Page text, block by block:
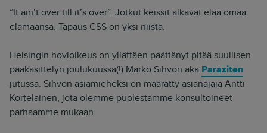
“It ain’t over till it’s over”. Jotkut keissit alkavat elää omaa
elämäänsä. Tapaus CSS on yksi niistä.
Helsingin hovioikeus on yllättäen päättänyt pitää suullisen
pääkäsittelyn joulukuussa(!) Marko Sihvon aka Paraziten
jutussa. Sihvon asiamieheksi on määrätty asianajaja Antti
Kortelainen, jota olemme puolestamme konsultoineet
parhaamme mukaan.